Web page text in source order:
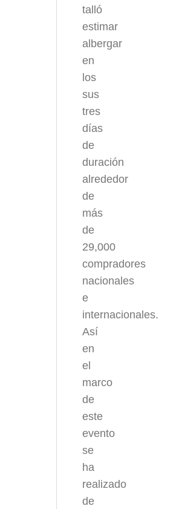
talló
estimar
albergar
en
los
sus
tres
días
de
duración
alrededor
de
más
de
29,000
compradores
nacionales
e
internacionales.
Así
en
el
marco
de
este
evento
se
ha
realizado
de